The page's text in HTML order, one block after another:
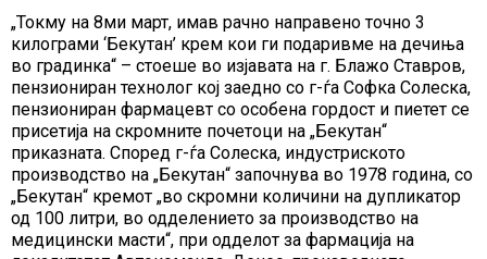
„Токму на 8ми март, имав рачно направено точно 3
килограми ‘Бекутан’ крем кои ги подаривме на дечиња
во градинка“ – стоеше во изјавата на г. Блажо Ставров,
пензиониран технолог кој заедно со г-ѓа Софка Солеска,
пензиониран фармацевт со особена гордост и пиетет се
присетија на скромните почетоци на „Бекутан“
приказната. Според г-ѓа Солеска, индустриското
производство на „Бекутан“ започнува во 1978 година, со
„Бекутан“ кремот „во скромни количини на дупликатор
од 100 литри, во одделението за производство на
медицински масти“, при одделот за фармација на